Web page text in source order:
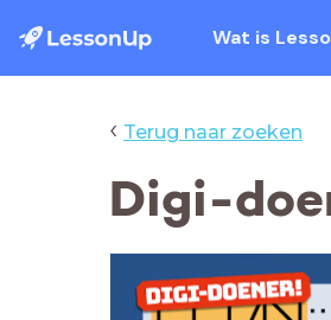
Wat is
‹ Terug naar zoeken
Digi-